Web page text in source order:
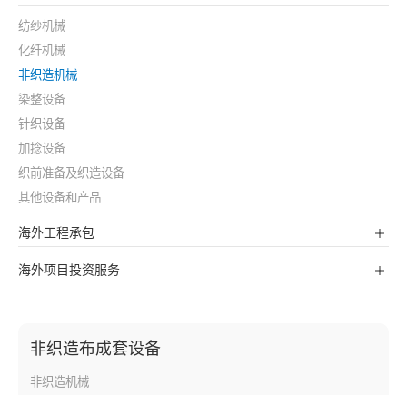
纺纱机械
化纤机械
非织造机械
染整设备
针织设备
加捻设备
织前准备及织造设备
其他设备和产品
海外工程承包
海外项目投资服务
非织造布成套设备
非织造机械